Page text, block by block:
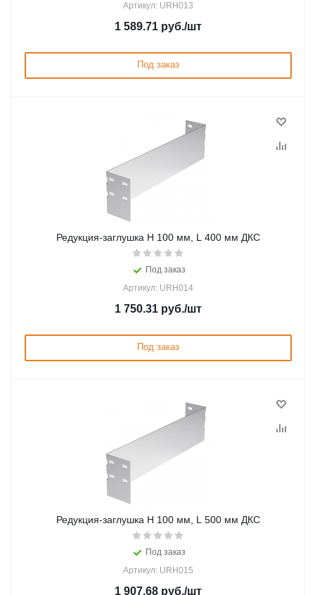
Артикул: URH013
1 589.71 руб./шт
Под заказ
Редукция-заглушка H 100 мм, L 400 мм ДКС
Под заказ
Артикул: URH014
1 750.31 руб./шт
Под заказ
Редукция-заглушка H 100 мм, L 500 мм ДКС
Под заказ
Артикул: URH015
1 907.68 руб./шт